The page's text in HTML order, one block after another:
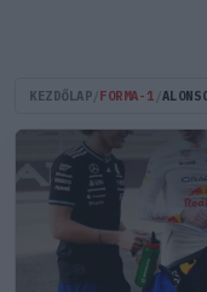
KEZDŐLAP FORMA-1